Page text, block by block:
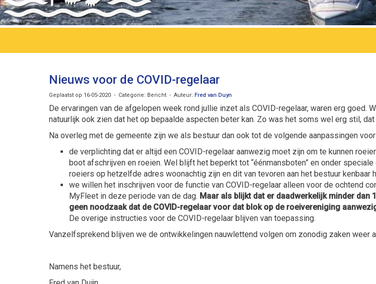
Nieuws voor de COVID-regelaar
Geplaatst op 16-05-2020 - Categorie: Bericht - Auteur: Fred van Duyn
De ervaringen van de afgelopen week rond jullie inzet als COVID-regelaar, waren erg goed.
natuurlijk ook zien dat het op bepaalde aspecten beter kan. Zo was het soms wel erg stil,
Na overleg met de gemeente zijn we als bestuur dan ook tot de volgende aanpassingen
de verplichting dat er altijd een COVID-regelaar aanwezig moet zijn om te kunnen
boot afschrijven en roeien. Wel blijft het beperkt tot “éénmansboten” en onder
roeiers op hetzelfde adres woonachtig zijn en dit van tevoren aan het bestuur kenbaar
we willen het inschrijven voor de functie van COVID-regelaar alleen voor de ochtend
MyFleet in deze periode van de dag. Maar als blijkt dat er daadwerkelijk minder
geen noodzaak dat de COVID-regelaar voor dat blok op de roeivereniging
De overige instructies voor de COVID-regelaar blijven van toepassing.
Vanzelfsprekend blijven we de ontwikkelingen nauwlettend volgen om zonodig zaken weer
Namens het bestuur,